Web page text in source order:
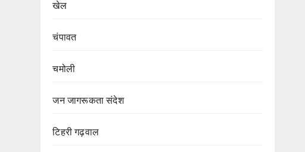
खेल
चंपावत
चमोली
जन जागरूकता संदेश
टिहरी गढ़वाल